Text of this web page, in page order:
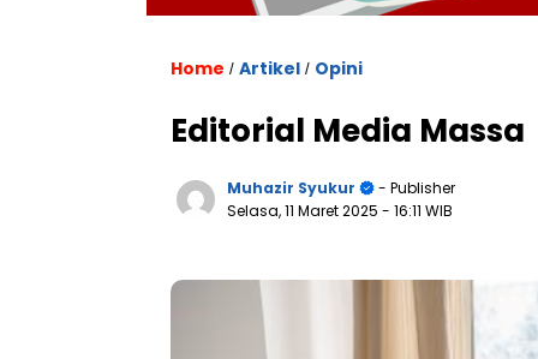
Home / Artikel / Opini
Editorial Media Massa
Muhazir Syukur
- Publisher
Selasa, 11 Maret 2025 - 16:11 WIB